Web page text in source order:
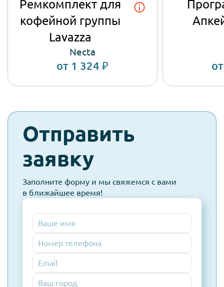
Ремкомплект для
кофейной группы
Lavazza
Necta
от 1 324 ₽
check-
spam
Отправить
заявку
Заполните форму и мы свяжемся с вами
в ближайшее время!
Номер
телефона
Email